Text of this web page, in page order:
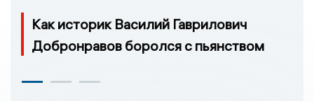
Как историк Василий Гаврилович
Добронравов боролся с пьянством